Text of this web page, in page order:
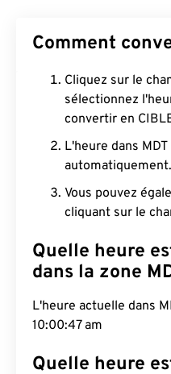
Comment
Cliquez sur le
sélectionnez
convertir en
L'heure dans
automatiquement.
Vous pouvez
cliquant sur le
Quelle heure
dans la zone
L'heure actuelle dans
10:00:48 am
Quelle heure